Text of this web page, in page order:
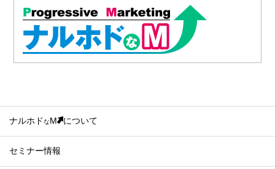
ナルホドなM について
セミナー情報